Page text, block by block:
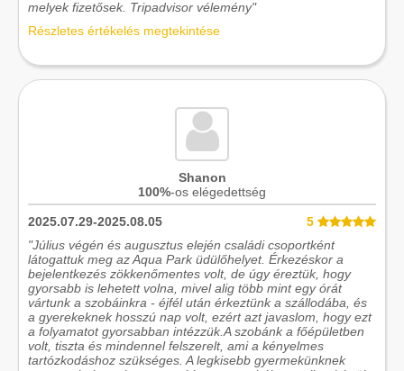
melyek fizetősek. Tripadvisor vélemény"
Részletes értékelés megtekintése
Shanon
100%-os elégedettség
2025.07.29-2025.08.05
5
"Július végén és augusztus elején családi csoportként
látogattuk meg az Aqua Park üdülőhelyet. Érkezéskor a
bejelentkezés zökkenőmentes volt, de úgy éreztük, hogy
gyorsabb is lehetett volna, mivel alig több mint egy órát
vártunk a szobáinkra - éjfél után érkeztünk a szállodába, és
a gyerekeknek hosszú nap volt, ezért azt javaslom, hogy ezt
a folyamatot gyorsabban intézzük.A szobánk a főépületben
volt, tiszta és mindennel felszerelt, ami a kényelmes
tartózkodáshoz szükséges. A legkisebb gyermekünknek